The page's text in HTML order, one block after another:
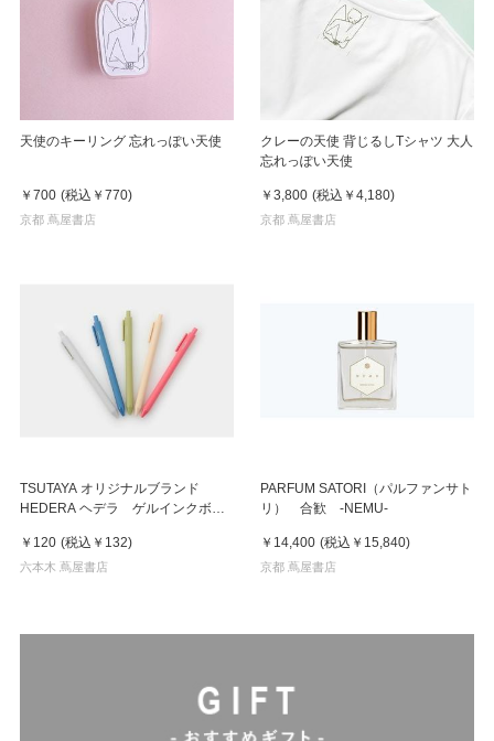
天使のキーリング 忘れっぽい天使
￥700 (税込 ￥770)
京都 蔦屋書店
クレーの天使 背じるしTシャツ 大人
忘れっぽい天使
￥3,800 (税込 ￥4,180)
京都 蔦屋書店
TSUTAYA オリジナルブランド
HEDERA ヘデラ ゲルインクボー
￥120 (税込 ￥132)
六本木 蔦屋書店
PARFUM SATORI（パルファンサト
リ） 合歓 -NEMU-
￥14,400 (税込 ￥15,840)
京都 蔦屋書店